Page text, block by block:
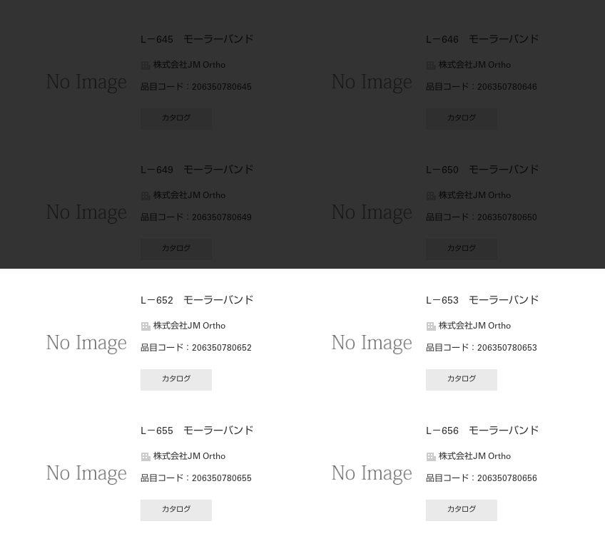
L－645 モーラーバンド
株式会社JM Ortho
品目コード ：206350780645
カタログ
L－646 モーラーバンド
株式会社JM Ortho
品目コード ：206350780646
カタログ
L－649 モーラーバンド
株式会社JM Ortho
品目コード ：206350780649
カタログ
L－650 モーラーバンド
株式会社JM Ortho
品目コード ：206350780650
カタログ
L－652 モーラーバンド
株式会社JM Ortho
品目コード ：206350780652
カタログ
L－653 モーラーバンド
株式会社JM Ortho
品目コード ：206350780653
カタログ
L－655 モーラーバンド
株式会社JM Ortho
品目コード ：206350780655
カタログ
L－656 モーラーバンド
株式会社JM Ortho
品目コード ：206350780656
カタログ